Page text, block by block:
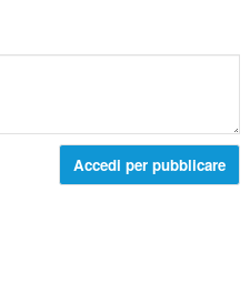
Accedi per pubblicare